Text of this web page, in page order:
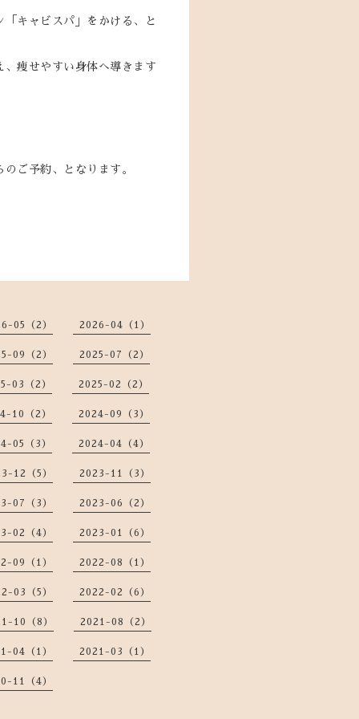
キャビスパ」をかける、と
痩せやすい身体へ導きます
ご予約、となります。
05（2） 2026-04（1）
09（2） 2025-07（2）
03（2） 2025-02（2）
10（2） 2024-09（3）
05（3） 2024-04（4）
12（5） 2023-11（3）
07（3） 2023-06（2）
02（4） 2023-01（6）
09（1） 2022-08（1）
03（5） 2022-02（6）
10（8） 2021-08（2）
04（1） 2021-03（1）
11（4）